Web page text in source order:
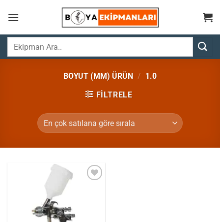
atla
Ara:
BOYUT (MM) ÜRÜN / 1.0
FILTRELE